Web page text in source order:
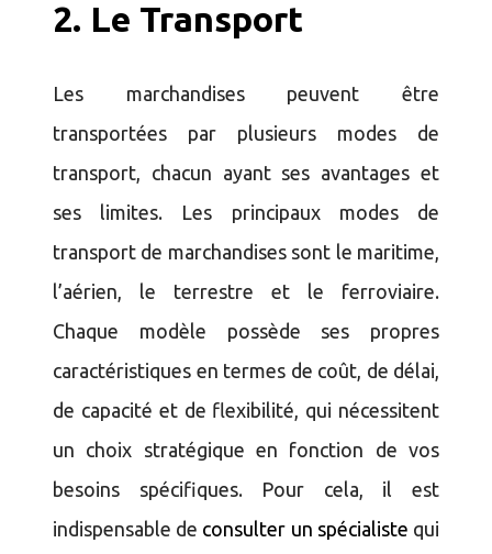
2. Le Transport
Les marchandises peuvent être
transportées par plusieurs modes de
transport, chacun ayant ses avantages et
ses limites. Les principaux modes de
transport de marchandises sont le maritime,
l’aérien, le terrestre et le ferroviaire.
Chaque modèle possède ses propres
caractéristiques en termes de coût, de délai,
de capacité et de flexibilité, qui nécessitent
un choix stratégique en fonction de vos
besoins spécifiques. Pour cela, il est
indispensable de consulter un spécialiste qui